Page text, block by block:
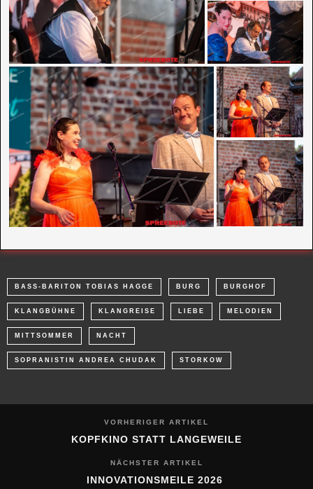
BASS-BARITON TOBIAS HAGGE BURG BURGHOF
MITTSOMMER NACHT
SOPRANISTIN ANDREA CHUDAK STORKOW
NÄCHSTER ARTIKEL
INNOVATIONSMEILE 2026